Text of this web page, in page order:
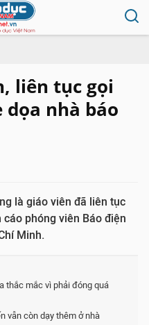
liên tục gọi
nhà báo
là giáo viên đã liên tục
phóng viên Báo điện
Minh.
thắc mắc vì phải đóng quá
vẫn còn dạy thêm ở nhà